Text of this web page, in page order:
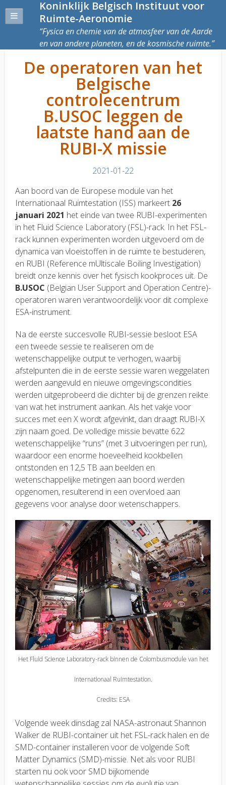
Koninklijk Belgisch Instituut voor
Ruimte-Aeronomie
Fysica en chemie van de atmosfeer van de Aarde
en van andere planeten, en de kosmische ruimte.
De operatoren van het
Belgische
controlecentrum
B.USOC leggen de
laatste hand aan de
RUBI-X missie
2021-01-22
Aan boord van de Europese module van het
Internationaal Ruimtestation (ISS) markeert 26
januari 2021 het einde van twee RUBI-experimenten
in het Fluid Science Laboratory (FSL)-rack. In het FSL-
rack kunnen experimenten worden uitgevoerd om de
dynamica van vloeistoffen in de ruimte te bestuderen,
en RUBI (Reference mUltiscale Boiling Investigation)
breidt onze kennis over het fysisch kookproces uit. De
B.USOC (Belgian User Support and Operation Centre)-
operatoren waren verantwoordelijk voor dit complexe
ESA-instrument.
Na de eerste succesvolle RUBI-sessie besloot ESA
een tweede sessie te realiseren om de
wetenschappelijke output te verhogen, waarbij
afstelpunten die in de eerste sessie waren weggelaten
werden aangevuld en nieuwe omgevingscondities
werden uitgeprobeerd die dichter bij de grenzen reikte
van wat het instrument aankan. Als het vakje voor
succes met een X wordt afgevinkt, dan draagt RUBI-X
zijn naam goed. De volledige missie bevatte 622
wetenschappelijke “runs” (met 3 uitvoeringen per run),
waardoor een enorme hoeveelheid kookbellen
ontstonden en 12,5 TB aan beelden en
wetenschappelijke metingen aan boord werden
opgenomen, resulterend in een overvloed aan
gegevens voor analyse door wetenschappers.
Het Fluid Science Laboratory-rack binnen de Colombusmodule van het
Internationaal Ruimtestation.
Credits: ESA
Volgende week dinsdag zal NASA-astronaut Shannon
Walker de RUBI-container uit het FSL-rack halen en de
SMD-container installeren voor de volgende Soft
Matter Dynamics (SMD)-missie. Net als voor RUBI
starten nu ook voor SMD bijkomende